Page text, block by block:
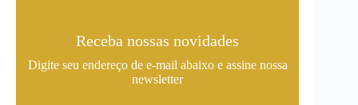
Receba nossas novidades
Digite seu endereço de e-mail abaixo e assine nossa
newsletter